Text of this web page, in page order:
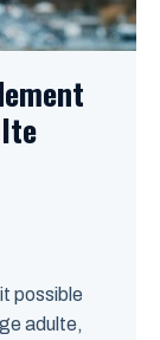
possible
adulte,